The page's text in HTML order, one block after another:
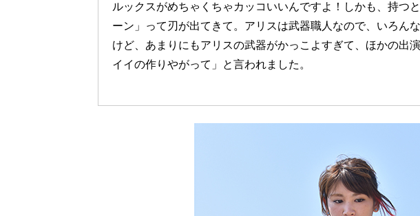
ルックスがめちゃくちゃカッコいいんですよ！しかも、持つ
ーン」って刃が出てきて。アリスは武器職人なので、いろん
けど、あまりにもアリスの武器がかっこよすぎて、ほかの出
イイの作りやがって」と言われました。